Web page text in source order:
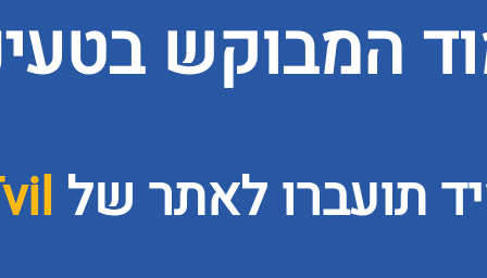
המבוקש
תועברו לאתר של